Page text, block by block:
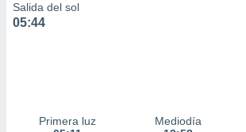
Salida del sol
05:44
Primera luz
Mediodía